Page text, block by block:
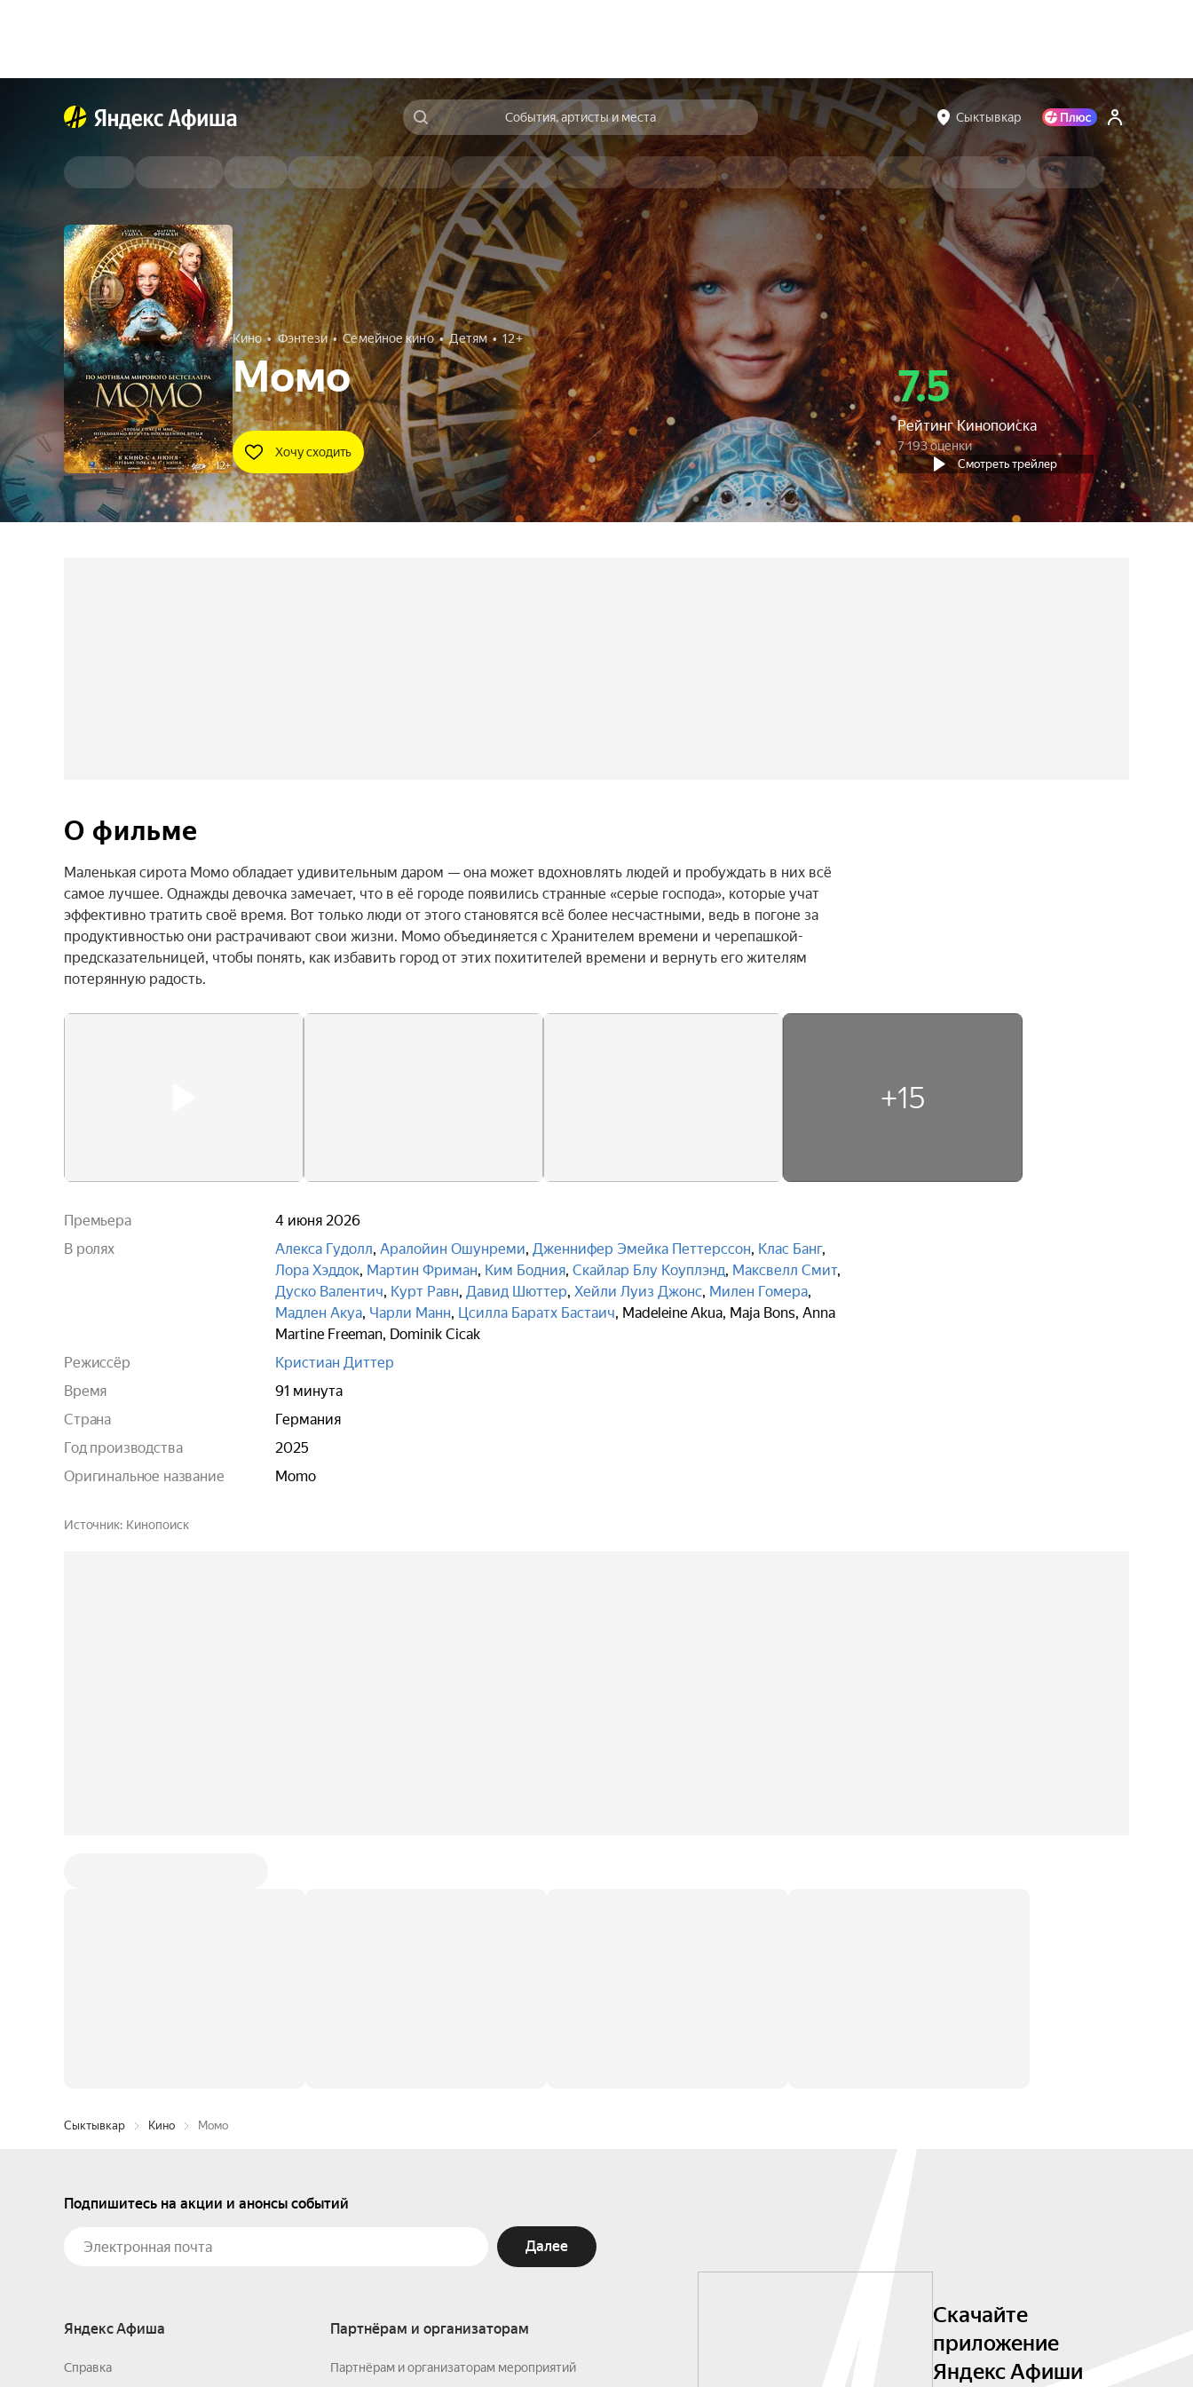
События, артисты и места Сыктывкар
Кино Фэнтези Семейное кино Детям 12+
Момо
Хочу сходить
7.5
Рейтинг Кинопоиска
7 193 оценки
Смотреть трейлер
О фильме
Маленькая сирота Момо обладает удивительным даром — она может вдохновлять людей и пробуждать в них всё
самое лучшее. Однажды девочка замечает, что в её городе появились странные «серые господа», которые учат
эффективно тратить своё время. Вот только люди от этого становятся всё более несчастными, ведь в погоне за
продуктивностью они растрачивают свои жизни. Момо объединяется с Хранителем времени и черепашкой-
предсказательницей, чтобы понять, как избавить город от этих похитителей времени и вернуть его жителям
потерянную радость.
+15
Премьера
4 июня 2026
В ролях
Алекса Гудолл, Аралойин Ошунреми, Дженнифер Эмейка Петтерссон, Клас Банг,
Лора Хэддок, Мартин Фриман, Ким Бодния, Скайлар Блу Коуплэнд, Максвелл Смит,
Дуско Валентич, Курт Равн, Давид Шюттер, Хейли Луиз Джонс, Милен Гомера,
Мадлен Акуа, Чарли Манн, Цсилла Баратх Бастаич, Madeleine Akua, Maja Bons, Anna
Martine Freeman, Dominik Cicak
Режиссёр
Кристиан Диттер
Время
91 минута
Страна
Германия
Год производства
2025
Оригинальное название
Momo
Источник Кинопоиск
Сыктывкар Кино Момо
Подпишитесь на акции и анонсы событий
Далее
Яндекс Афиша
Справка
Партнёрам и организаторам
Партнёрам и организаторам мероприятий
Скачайте
приложение
Яндекс Афиши